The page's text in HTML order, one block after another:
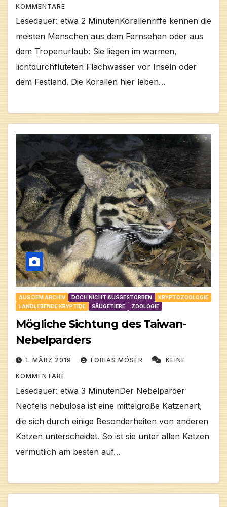
KOMMENTARE
Lesedauer: etwa 2 MinutenKorallenriffe kennen die
meisten Menschen aus dem Fernsehen oder aus
dem Tropenurlaub: Sie liegen im warmen,
lichtdurchfluteten Flachwasser vor Inseln oder
dem Festland. Die Korallen hier leben…
AUS DEM ARCHIV DOCH NICHT AUSGESTORBEN
KRYPTOZOOLOGIE
LANDLEBENDE KRYPTIDE
SÄUGETIERE ZOOLOGIE
Mögliche Sichtung des Taiwan-
Nebelparders
1. MÄRZ 2019 TOBIAS MÖSER KEINE
KOMMENTARE
Lesedauer: etwa 3 MinutenDer Nebelparder
Neofelis nebulosa ist eine mittelgroße Katzenart,
die sich durch einige Besonderheiten von anderen
Katzen unterscheidet. So ist sie unter allen Katzen
vermutlich am besten auf…